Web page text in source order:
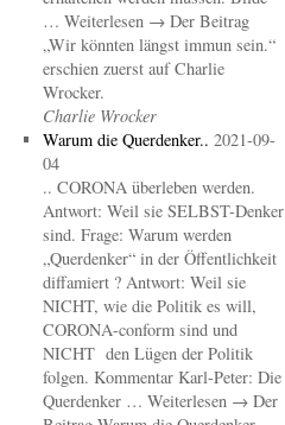
… Weiterlesen → Der Beitrag
„Wir könnten längst immun sein.“
erschien zuerst auf Charlie
Wrocker.
Charlie Wrocker
Warum die Querdenker.. 2021-09-
04
.. CORONA überleben werden.
Antwort: Weil sie SELBST-Denker
sind. Frage: Warum werden
„Querdenker“ in der Öffentlichkeit
diffamiert ? Antwort: Weil sie
NICHT, wie die Politik es will,
CORONA-conform sind und
NICHT den Lügen der Politik
folgen. Kommentar Karl-Peter: Die
Querdenker … Weiterlesen → Der